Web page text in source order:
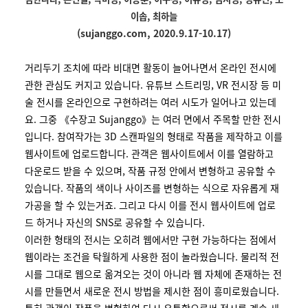
이솝, 최하늘
(sujanggo.com, 2020.9.17-10.17)
거리두기 조치에 따라 비대면 활동이 늘어나면서 온라인 전시에
관한 관심도 커지고 있습니다. 유튜브 스트리밍, VR 전시장 등 미
술 전시를 온라인으로 구현하려는 여러 시도가 일어나고 있는데
요. 그중 《수장고 Sujanggo》는 여러 면에서 주목할 만한 전시
입니다. 참여작가는 3D 스캔파일의 형태로 작품을 제작하고 이를
웹사이트에 업로드합니다. 관객은 웹사이트에서 이를 열람하고
다운로드 받을 수 있으며, 작품 규정 안에서 변형하고 공유할 수
있습니다. 작품의 색이나 사이즈를 변형하는 식으로 자유롭게 재
가공을 할 수 있는거죠. 그리고 다시 이를 전시 웹사이트에 업로
드 하거나 자신의 SNS로 공유할 수 있습니다.
이러한 형태의 전시는 오히려 웹에서만 구현 가능하다는 점에서
웹이라는 조건을 탁월하게 사용한 점이 놀라웠습니다. 물리적 전
시를 그대로 웹으로 옮겨오는 것이 아니라 웹 자체에 존재하는 전
시를 만들면서 새로운 전시 방법을 제시한 점이 흥미로웠습니다.